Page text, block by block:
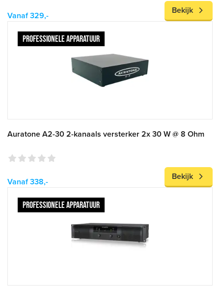
Vanaf 329,-
Bekijk
PROFESSIONELE APPARATUUR
Auratone A2-30 2-kanaals versterker 2x 30 W @ 8 Ohm
Vanaf 338,-
Bekijk
PROFESSIONELE APPARATUUR